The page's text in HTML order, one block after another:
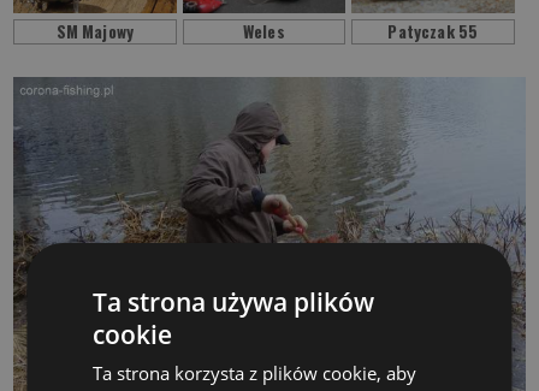
SM Majowy Weles Patyczak 55
Ta strona używa plików
cookie
Ta strona korzysta z plików cookie, aby